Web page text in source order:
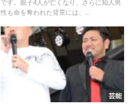
です。親子4人が亡くなり、さらに知人男
性も命を奪われた背景には、...
芸能